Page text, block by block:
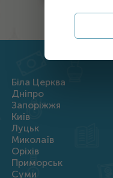
Біла Церква
Дніпро
Запоріжжя
Київ
Луцьк
Миколаїв
Оріхів
Приморськ
Суми